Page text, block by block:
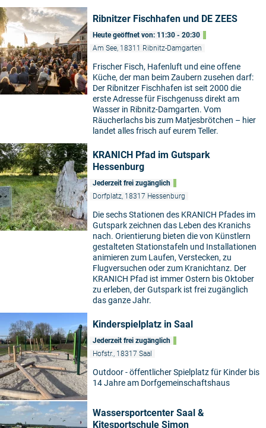
Ribnitzer Fischhafen und DE ZEES
Heute geöffnet von: 11:30 - 20:30
Am See, 18311 Ribnitz-Damgarten
Frischer Fisch, Hafenluft und eine offene
Küche, der man beim Zaubern zusehen darf:
Der Ribnitzer Fischhafen ist seit 2000 die
erste Adresse für Fischgenuss direkt am
Wasser in Ribnitz-Damgarten. Vom
Räucherlachs bis zum Matjesbrötchen – hier
landet alles frisch auf eurem Teller.
KRANICH Pfad im Gutspark
Hessenburg
Jederzeit frei zugänglich
Dorfplatz, 18317 Hessenburg
Die sechs Stationen des KRANICH Pfades im
Gutspark zeichnen das Leben des Kranichs
nach. Orientierung bieten die von Künstlern
gestalteten Stationstafeln und Installationen
animieren zum Laufen, Verstecken, zu
Flugversuchen oder zum Kranichtanz. Der
KRANICH Pfad ist immer Ostern bis Oktober
zu erleben, der Gutspark ist frei zugänglich
das ganze Jahr.
Kinderspielplatz in Saal
Jederzeit frei zugänglich
Hofstr., 18317 Saal
Outdoor - öffentlicher Spielplatz für Kinder bis
14 Jahre am Dorfgemeinschaftshaus
Wassersportcenter Saal &
Kitesportschule Simon